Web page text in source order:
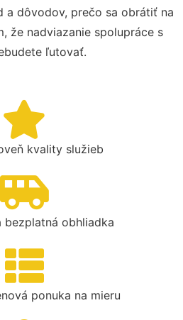
a dôvodov, prečo sa obrátiť na
že nadviazanie spolupráce s
ľutovať.
kvality služieb
bezplatná obhliadka
ponuka na mieru